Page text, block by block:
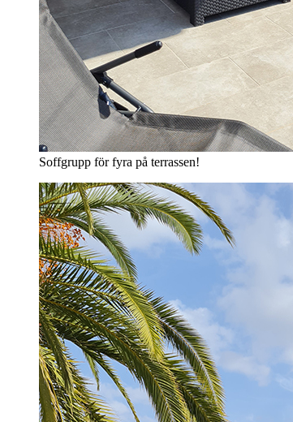
Soffgrupp för fyra på terrassen!